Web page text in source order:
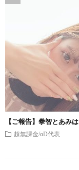
【ご報告】拳智とあみ
超無課金/αD代表